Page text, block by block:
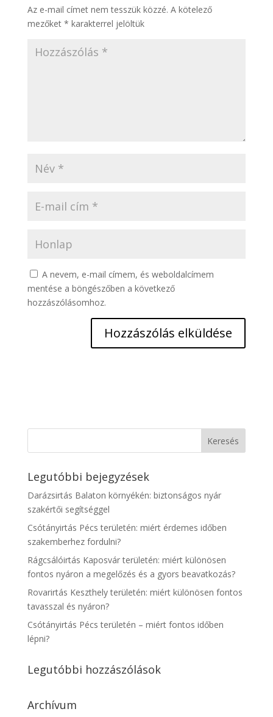
Az e-mail címet nem tesszük közzé. A kötelező
mezőket * karakterrel jelöltük
A nevem, e-mail címem, és weboldalcímem
mentése a böngészőben a következő
hozzászólásomhoz.
Legutóbbi bejegyzések
Darázsirtás Balaton környékén: biztonságos nyár
szakértői segítséggel
Csótányirtás Pécs területén: miért érdemes időben
szakemberhez fordulni?
Rágcsálóirtás Kaposvár területén: miért különösen
fontos nyáron a megelőzés és a gyors beavatkozás?
Rovarirtás Keszthely területén: miért különösen fontos
tavasszal és nyáron?
Csótányirtás Pécs területén – miért fontos időben
lépni?
Legutóbbi hozzászólások
Archívum